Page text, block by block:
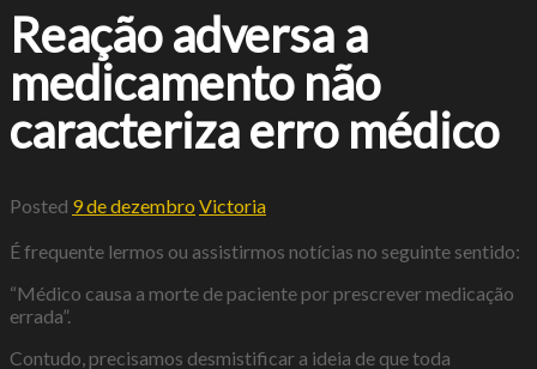
Reação adversa a
medicamento não
caracteriza erro médico
Posted 9 de dezembro Victoria
É frequente lermos ou assistirmos notícias no seguinte sentido:
“Médico causa a morte de paciente por prescrever medicação
errada”.
Contudo, precisamos desmistificar a ideia de que toda